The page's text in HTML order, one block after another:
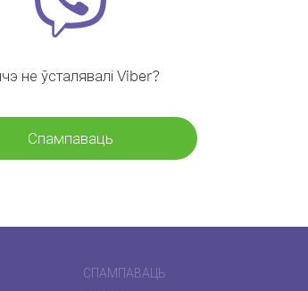
не ўсталявалі Viber?
Спампаваць
СПАМПАВАЦЬ